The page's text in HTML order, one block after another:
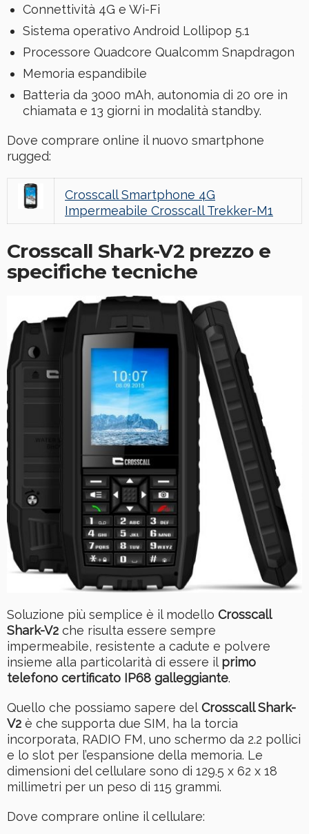
Connettività 4G e Wi-Fi
Sistema operativo Android Lollipop 5.1
Processore Quadcore Qualcomm Snapdragon
Memoria espandibile
Batteria da 3000 mAh, autonomia di 20 ore in
chiamata e 13 giorni in modalità standby.
Dove comprare online il nuovo smartphone
rugged:
Crosscall Smartphone 4G
Impermeabile Crosscall Trekker-M1
Crosscall Shark-V2 prezzo e
specifiche tecniche
Soluzione più semplice è il modello Crosscall
Shark-V2 che risulta essere sempre
impermeabile, resistente a cadute e polvere
insieme alla particolarità di essere il primo
telefono certificato IP68 galleggiante.
Quello che possiamo sapere del Crosscall Shark-
V2 è che supporta due SIM, ha la torcia
incorporata, RADIO FM, uno schermo da 2.2 pollici
e lo slot per l’espansione della memoria. Le
dimensioni del cellulare sono di 129.5 x 62 x 18
millimetri per un peso di 115 grammi.
Dove comprare online il cellulare: